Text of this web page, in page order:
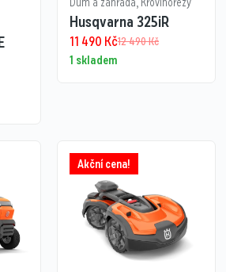
Husqvarna 325iR​
12 490Kč
11 490 Kč
1 skladem
Akční cena!